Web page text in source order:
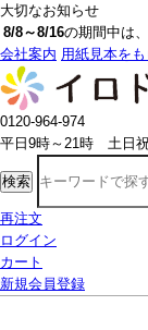
大切なお知らせ
8/8～8/16の期間中は
会社案内 用紙見本をも
0120-964-974
平日9時～21時 土日
検索
再注文
ログイン
カート
新規会員登録